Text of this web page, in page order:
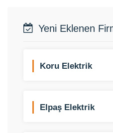
Yeni Eklenen
Koru Elektrik
Elpaş Elektrik